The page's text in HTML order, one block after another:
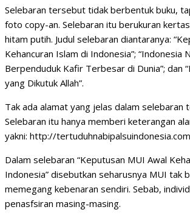
Selebaran tersebut tidak berbentuk buku,
foto copy-an. Selebaran itu berukuran
hitam putih. Judul selebaran diantaranya:
Kehancuran Islam di Indonesia”; “Indonesia
Berpenduduk Kafir Terbesar di Dunia”; dan
yang Dikutuk Allah”.
Tak ada alamat yang jelas dalam selebaran
Selebaran itu hanya memberi keterangan
yakni: http://
Dalam selebaran “Keputusan MUI Awal
Indonesia” disebutkan seharusnya MUI tak
memegang kebenaran sendiri. Sebab,
penasfsiran masing-masing.